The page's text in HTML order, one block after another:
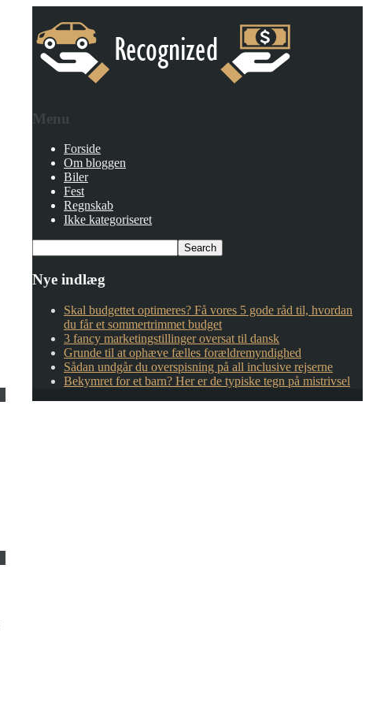
Menu
Forside
Om bloggen
Biler
Fest
Regnskab
Ikke kategoriseret
Nye indlæg
Skal budgettet optimeres? Få vores 5 gode råd til, hvordan
du får et sommertrimmet budget
3 fancy marketingstillinger oversat til dansk
Grunde til at ophæve fælles forældremyndighed
Sådan undgår du overspisning på all inclusive rejserne
Bekymret for et barn? Her er de typiske tegn på mistrivsel